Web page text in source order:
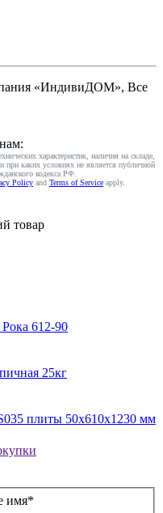
«ИндивиДОМ», Все
характеристик, наличия на складе,
при каких условиях не является публичной
кодекса РФ.
Policy and Terms of Service apply.
товар
612-90
25кг
плиты 50х610х1230 мм
имя*